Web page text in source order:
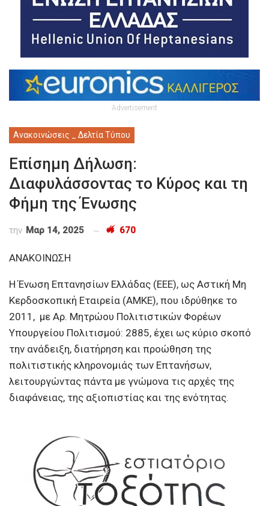
Advertisement
Ανακοινώσεις _ Δελτία Τύπου
Επίσημη Δήλωση:
Διαφυλάσσοντας το Κύρος και τη
Φήμη της Ένωσης
την Μαρ 14, 2025 670
ΑΝΑΚΟΙΝΩΣΗ
Η Ένωση Επτανησίων Ελλάδας (ΕΕΕ), ως Αστική Μη
Κερδοσκοπική Εταιρεία (ΑΜΚΕ), που ιδρύθηκε το
2011, με Αρ. Μητρώου Πολιτιστικών Φορέων
Υπουργείου Πολιτισμού: 2885, έχει ως κύριο σκοπό
την ανάδειξη, διατήρηση και προώθηση της
πολιτιστικής κληρονομιάς των Επτανήσων,
λειτουργώντας πάντα με γνώμονα τις αρχές της
διαφάνειας, της αξιοπιστίας και της ενότητας.